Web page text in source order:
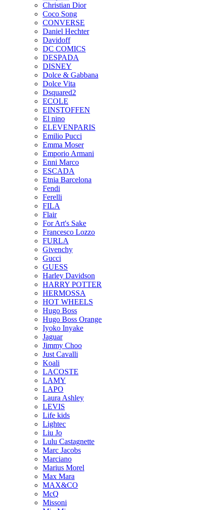
Christian Dior
Coco Song
CONVERSE
Daniel Hechter
Davidoff
DC COMICS
DESPADA
DISNEY
Dolce & Gabbana
Dolce Vita
Dsquared2
ECOLE
EINSTOFFEN
El nino
ELEVENPARIS
Emilio Pucci
Emma Moser
Emporio Armani
Enni Marco
ESCADA
Etnia Barcelona
Fendi
Ferelli
FILA
Flair
For Art's Sake
Francesco Lozzo
FURLA
Givenchy
Gucci
GUESS
Harley Davidson
HARRY POTTER
HERMOSSA
HOT WHEELS
Hugo Boss
Hugo Boss Orange
Iyoko Inyake
Jaguar
Jimmy Choo
Just Cavalli
Koali
LACOSTE
LAMY
LAPO
Laura Ashley
LEVIS
Life kids
Lightec
Liu Jo
Lulu Castagnette
Marc Jacobs
Marciano
Marius Morel
Max Mara
MAX&CO
McQ
Missoni